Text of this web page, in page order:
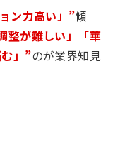
ン力高い」”傾
整が難しい」「華
」”のが業界知見